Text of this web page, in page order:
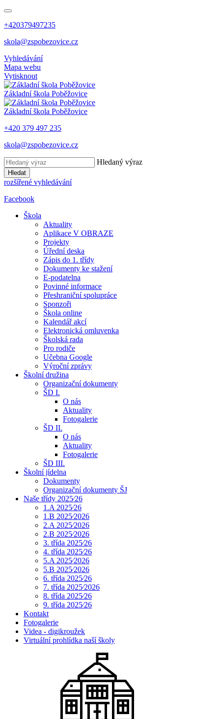
+420379497235
skola@zspobezovice.cz
Vyhledávání
Mapa webu
Vytisknout
Základní škola Poběžovice
Základní škola Poběžovice
+420 379 497 235
skola@zspobezovice.cz
Hledaný výraz
Hledat
rozšířené vyhledávání
Facebook
Škola
Aktuality
Aplikace V OBRAZE
Projekty
Úřední deska
Zápis do 1. třídy
Dokumenty ke stažení
E-podatelna
Povinné informace
Přeshraniční spolupráce
Sponzoři
Škola online
Kalendář akcí
Elektronická omluvenka
Školská rada
Pro rodiče
Učebna Google
Výroční zprávy
Školní družina
Organizační dokumenty
ŠD I.
O nás
Aktuality
Fotogalerie
ŠD II.
O nás
Aktuality
Fotogalerie
ŠD III.
Školní jídelna
Dokumenty
Organizační dokumenty ŠJ
Naše třídy 2025⁄26
1.A 2025⁄26
1.B 2025⁄2026
2.A 2025⁄2026
2.B 2025⁄2026
3. třída 2025⁄26
4. třída 2025⁄26
5.A 2025⁄2026
5.B 2025⁄2026
6. třída 2025⁄26
7. třída 2025⁄2026
8. třída 2025⁄26
9. třída 2025⁄26
Kontakt
Fotogalerie
Videa - digikroužek
Virtuální prohlídka naší školy